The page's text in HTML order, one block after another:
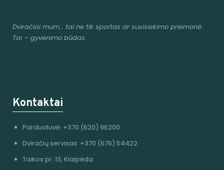
Dviračiai mum… tai ne tik sportas ar susisiekimo priemonė.
Tai – gyvenimo būdas.
Kontaktai
Parduotuvė: +370 (620) 96200
Dviračių servisas: +370 (676) 54422
Taikos pr. 13, Klaipėda